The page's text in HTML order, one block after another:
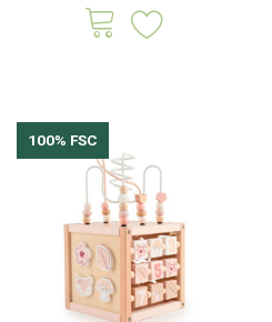
100% FSC